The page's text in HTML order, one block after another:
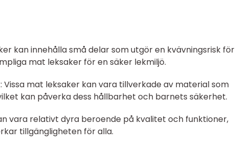
kan innehålla små delar som utgör en kvävningsrisk för
mat leksaker för en säker lekmiljö.
mat leksaker kan vara tillverkade av material som
kan påverka dess hållbarhet och barnets säkerhet.
vara relativt dyra beroende på kvalitet och funktioner,
tillgängligheten för alla.